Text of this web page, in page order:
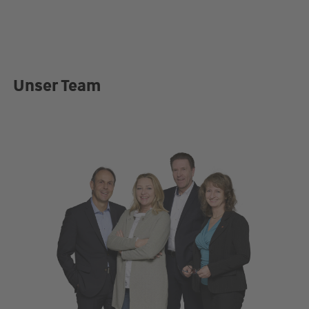
Unser Team